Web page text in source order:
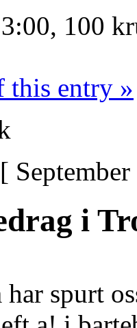
100
this entry »
i
spurt